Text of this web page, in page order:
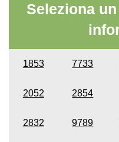
Seleziona
1853 7733
2052 2854
2832 9789